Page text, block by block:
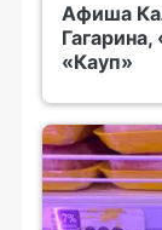
Афиша
«Кауп»